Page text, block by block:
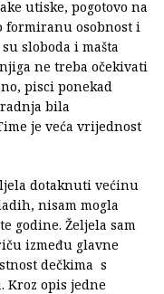
utiske, pogotovo na
formiranu osobnost i
sloboda i mašta
ne treba očekivati
pisci ponekad
bila
je veća vrijednost
dotaknuti većinu
nisam mogla
godine. Željela sam
između glavne
dečkima s
Kroz opis jedne